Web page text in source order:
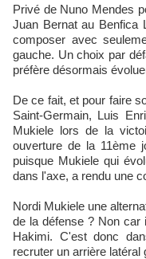
Privé de Nuno Mendes pour plusieurs mois, le PSG qui a prêté
Juan Bernat au Benfica
composer avec
gauche. Un choix par
préfère désormais
De ce fait, et pour faire
Saint-Germain, Luis
Mukiele lors de la
ouverture de la 11ème
puisque Mukiele qui
dans l'axe, a rendu une
Nordi Mukiele une
de la défense ? Non car
Hakimi. C'est donc
recruter un arrière